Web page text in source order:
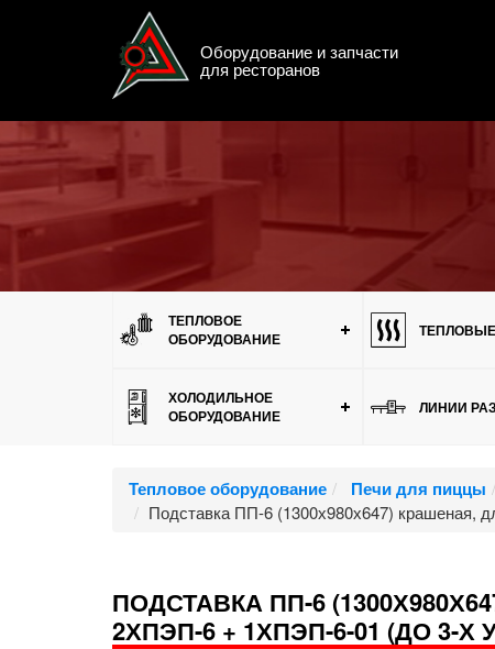
Оборудование и запчасти
для ресторанов
ТЕПЛОВОЕ
ОБОРУДОВАНИЕ
ХОЛОДИЛЬНОЕ
ОБОРУДОВАНИЕ
ЛИНИИ
Тепловое оборудование Печи для пиццы
Подставка ПП-6 (1300х980х647)
ПОДСТАВКА ПП-6
2ХПЭП-6 + 1ХПЭП-6-01 (ДО 3-Х